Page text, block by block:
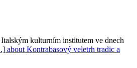
kulturním institutem ve dnech
about Kontrabasový veletrh tradic a